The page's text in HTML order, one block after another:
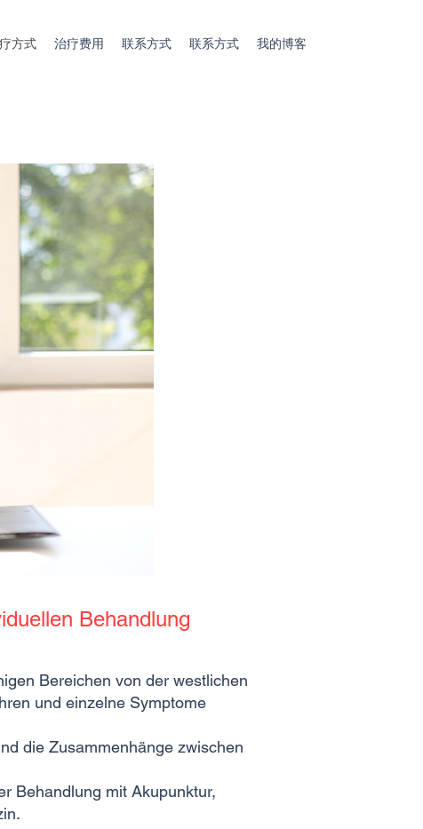
方式 治疗费用 联系方式 联系方式 我的博客
Behandlung
Bereichen von der westlichen
und einzelne Symptome
die Zusammenhänge zwischen
Behandlung mit Akupunktur,